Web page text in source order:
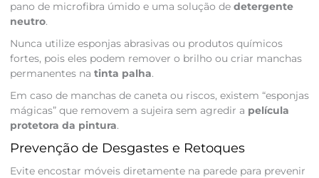
pano de microfibra úmido e uma solução de detergente
neutro.
Nunca utilize esponjas abrasivas ou produtos químicos
fortes, pois eles podem remover o brilho ou criar manchas
permanentes na tinta palha.
Em caso de manchas de caneta ou riscos, existem “esponjas
mágicas” que removem a sujeira sem agredir a película
protetora da pintura.
Prevenção de Desgastes e Retoques
Evite encostar móveis diretamente na parede para prevenir